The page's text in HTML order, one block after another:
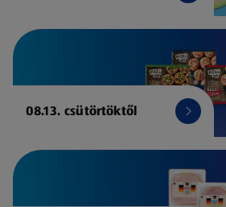
08.13. csütörtöktől